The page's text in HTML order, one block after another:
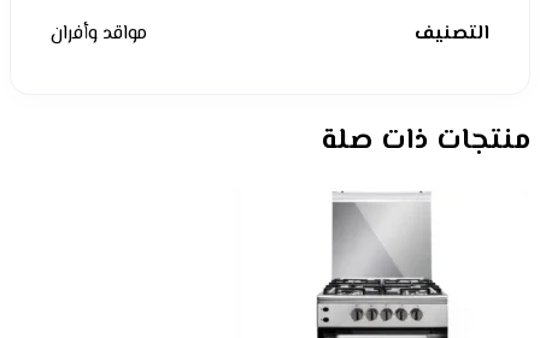
التصنيف مواقد وأفران
منتجات ذات صلة